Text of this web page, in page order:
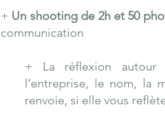
+ Un shooting de 2h et 50
communication
+ La réflexion autour
l’entreprise, le nom, la
renvoie, si elle vous